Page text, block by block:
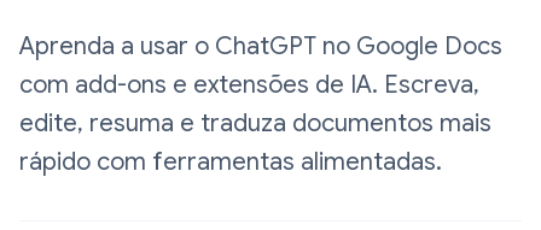
Aprenda a usar o ChatGPT no Google Docs
com add-ons e extensões de IA. Escreva,
edite, resuma e traduza documentos mais
rápido com ferramentas alimentadas.